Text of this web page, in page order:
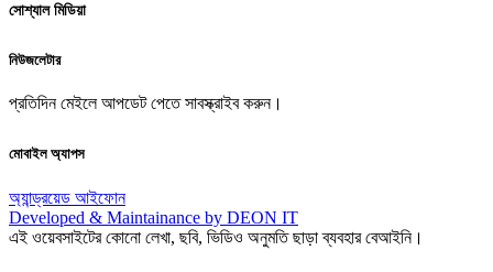
সোশ্যাল মিডিয়া
নিউজলেটার
প্রতিদিন মেইলে আপডেট পেতে সাবস্ক্রাইব করুন।
মোবাইল অ্যাপস
অ্যান্ড্রয়েড আইফোন
Developed & Maintainance by DEON IT
এই ওয়েবসাইটের কোনো লেখা, ছবি, ভিডিও অনুমতি ছাড়া ব্যবহার বেআইনি।